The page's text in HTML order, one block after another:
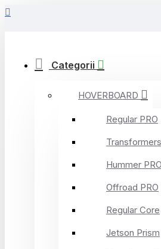
Categorii
HOVERBOARD
Regular PRO
Hummer PRO
Offroad PRO
Regular Core
Jetson Prism